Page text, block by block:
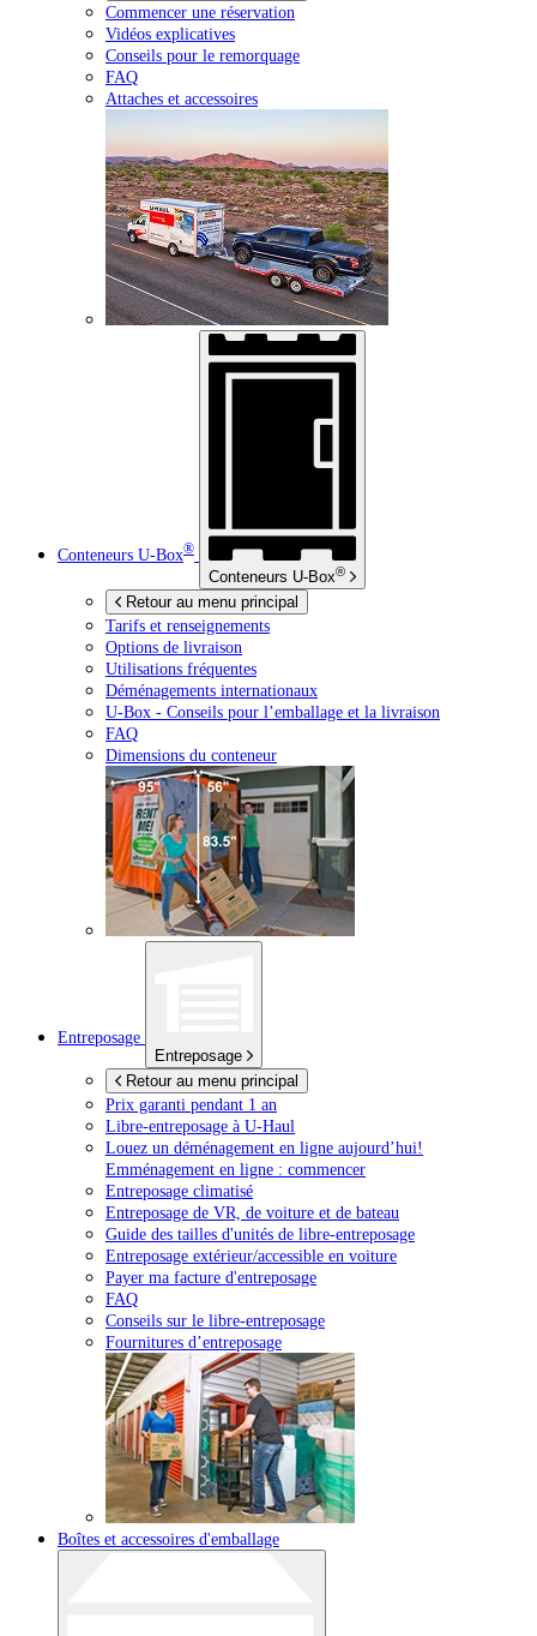
Commencer une réservation
Vidéos explicatives
Conseils pour le remorquage
FAQ
Attaches et accessoires
Conteneurs U-Box®
Conteneurs U-Box®
Retour au menu principal
Tarifs et renseignements
Options de livraison
Utilisations fréquentes
Déménagements internationaux
U-Box - Conseils pour l’emballage et la livraison
FAQ
Dimensions du conteneur
Entreposage
Entreposage
Retour au menu principal
Prix garanti pendant 1 an
Libre-entreposage à U-Haul
Louez un déménagement en ligne aujourd’hui!
Emménagement en ligne : commencer
Entreposage climatisé
Entreposage de VR, de voiture et de bateau
Guide des tailles d'unités de libre-entreposage
Entreposage extérieur/accessible en voiture
Payer ma facture d'entreposage
FAQ
Conseils sur le libre-entreposage
Fournitures d’entreposage
Boîtes et accessoires d'emballage